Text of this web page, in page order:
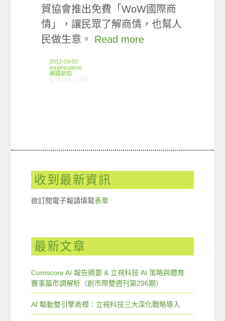
貿協會推出免費「WoW國際商
情」，讓民眾了解商情，也幫人
民做生意。 Read more
2012-03-02
insightxplorer
網路新知
收到最新資訊
欲訂閱電子報請填寫表單
最新文章
Comscore AI 報告摘要 & 立視科技 AI 策略與體育
賽事篇市調解析（創市際雙週刊第296期）
AI 驅動雙引擎商模：立視科技三大深化戰略導入